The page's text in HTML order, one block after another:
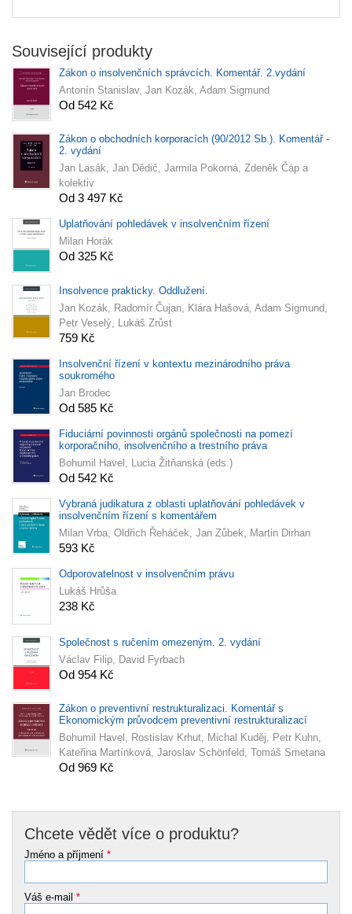
Související produkty
Zákon o insolvenčních správcích. Komentář. 2.vydání
Antonín Stanislav, Jan Kozák, Adam Sigmund
Od 542 Kč
Zákon o obchodních korporacích (90/2012 Sb.). Komentář -
2. vydání
Jan Lasák, Jan Dědič, Jarmila Pokorná, Zdeněk Čáp a
kolektiv
Od 3 497 Kč
Uplatňování pohledávek v insolvenčním řízení
Milan Horák
Od 325 Kč
Insolvence prakticky. Oddlužení.
Jan Kozák, Radomír Čujan, Klára Hašová, Adam Sigmund,
Petr Veselý, Lukáš Zrůst
759 Kč
Insolvenční řízení v kontextu mezinárodního práva
soukromého
Jan Brodec
Od 585 Kč
Fiduciární povinnosti orgánů společnosti na pomezí
korporačního, insolvenčního a trestního práva
Bohumil Havel, Lucia Žitňanská (eds.)
Od 542 Kč
Vybraná judikatura z oblasti uplatňování pohledávek v
insolvenčním řízení s komentářem
Milan Vrba, Oldřich Řeháček, Jan Zůbek, Martin Dirhan
593 Kč
Odporovatelnost v insolvenčním právu
Lukáš Hrůša
238 Kč
Společnost s ručením omezeným. 2. vydání
Václav Filip, David Fyrbach
Od 954 Kč
Zákon o preventivní restrukturalizaci. Komentář s
Ekonomickým průvodcem preventivní restrukturalizací
Bohumil Havel, Rostislav Krhut, Michal Kuděj, Petr Kuhn,
Kateřina Martínková, Jaroslav Schönfeld, Tomáš Smetana
Od 969 Kč
Chcete vědět více o produktu?
Jméno a příjmení *
Váš e-mail *